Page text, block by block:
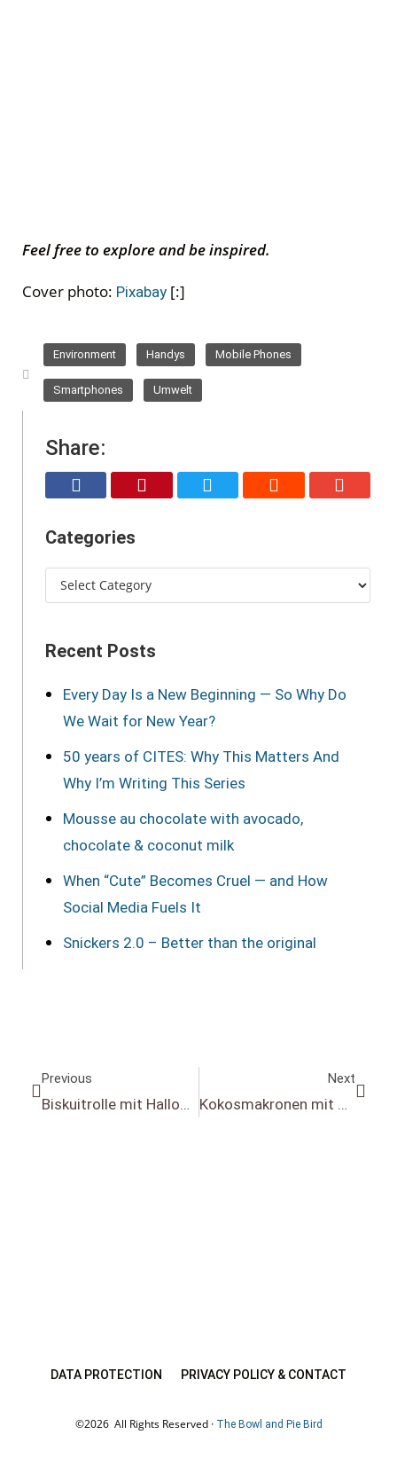
Feel free to explore and be inspired.
Cover photo: Pixabay [:]
Environment Handys Mobile Phones
Smartphones Umwelt
Share:
Categories
Recent Posts
Every Day Is a New Beginning — So Why Do
We Wait for New Year?
50 years of CITES: Why This Matters And
Why I’m Writing This Series
Mousse au chocolate with avocado,
chocolate & coconut milk
When “Cute” Becomes Cruel — and How
Social Media Fuels It
Snickers 2.0 – Better than the original
Previous
Biskuitrolle mit Halloween-Kürbis Muster | Spooky Halloween Swiss Roll with pumpkin pattern
Next
Kokosmakronen mit Aquafaba (vegan) | Coconut macaroons with Aquafaba (vegan)
DATA PROTECTION PRIVACY POLICY & CONTACT
©2026 All Rights Reserved · The Bowl and Pie Bird